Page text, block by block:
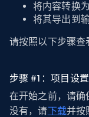
将内容转换
将其导出到
请按照以下步骤查
步骤 #1：项目设置
在开始之前，请确
没有，请下载并按